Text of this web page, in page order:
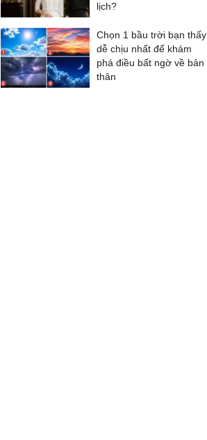
lịch?
Chọn 1 bầu trời bạn thấy
dễ chịu nhất để khám
phá điều bất ngờ về bản
thân